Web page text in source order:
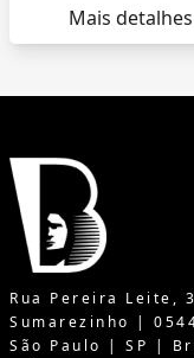
Mais detalhes
Rua Pereira Leite,
Sumarezinho |
São Paulo | SP |